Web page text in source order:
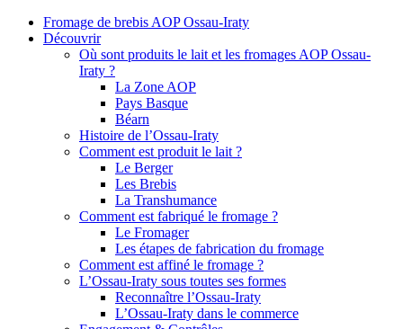
Fromage de brebis AOP Ossau-Iraty
Découvrir
Où sont produits le lait et les fromages AOP Ossau-
Iraty ?
La Zone AOP
Pays Basque
Béarn
Histoire de l’Ossau-Iraty
Comment est produit le lait ?
Le Berger
Les Brebis
La Transhumance
Comment est fabriqué le fromage ?
Le Fromager
Les étapes de fabrication du fromage
Comment est affiné le fromage ?
L’Ossau-Iraty sous toutes ses formes
Reconnaître l’Ossau-Iraty
L’Ossau-Iraty dans le commerce